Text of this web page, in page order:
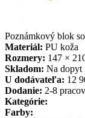
Poznámkový blok
Materiál: PU koža
Rozmery: 147 ×
Skladom: Na dopyt
U dodávateľa: 12
Dodanie: 2-8
Kategórie:
Farby: